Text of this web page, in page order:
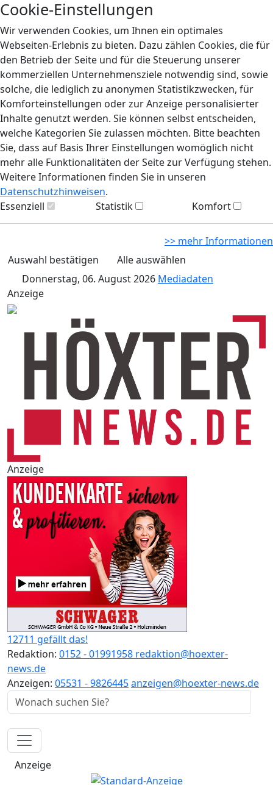
Cookie-Einstellungen
Wir verwenden Cookies, um Ihnen ein optimales
Webseiten-Erlebnis zu bieten. Dazu zählen Cookies, die für
den Betrieb der Seite und für die Steuerung unserer
kommerziellen Unternehmensziele notwendig sind, sowie
solche, die lediglich zu anonymen Statistikzwecken, für
Komforteinstellungen oder zur Anzeige personalisierter
Inhalte genutzt werden. Sie können selbst entscheiden,
welche Kategorien Sie zulassen möchten. Bitte beachten
Sie, dass auf Basis Ihrer Einstellungen womöglich nicht
mehr alle Funktionalitäten der Seite zur Verfügung stehen.
Weitere Informationen finden Sie in unseren
Datenschutzhinweisen.
Essenziell
Statistik Komfort
>> mehr Informationen
Auswahl bestätigen
Alle auswählen
Donnerstag, 06. August 2026 Mediadaten
Anzeige
Anzeige
12711 gefällt das!
Redaktion: 0152 - 01991958 redaktion@hoexter-
news.de
Anzeigen: 05531 - 9826445anzeigen@hoexter-news.de
Anzeige